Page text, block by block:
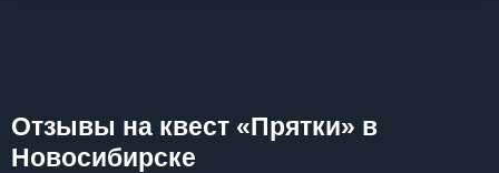
Отзывы на квест «Прятки» в
Новосибирске